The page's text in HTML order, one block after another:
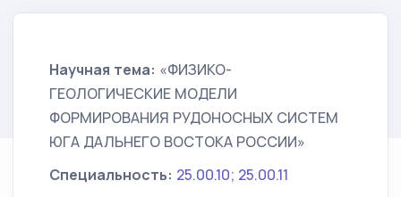
Научная тема: «ФИЗИКО-
ГЕОЛОГИЧЕСКИЕ МОДЕЛИ
ФОРМИРОВАНИЯ РУДОНОСНЫХ СИСТЕМ
ЮГА ДАЛЬНЕГО ВОСТОКА РОССИИ»
Специальность: 25.00.10; 25.00.11